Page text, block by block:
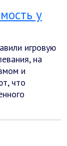
у
игровую
на
и
что